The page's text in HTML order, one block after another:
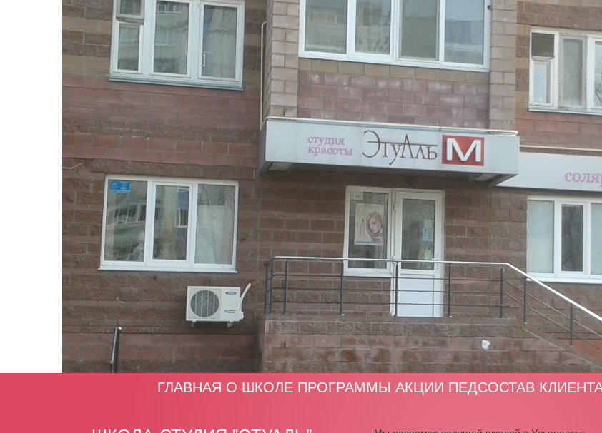
ГЛАВНАЯ О ШКОЛЕ ПРОГРАММЫ АКЦИИ ПЕДСОСТАВ